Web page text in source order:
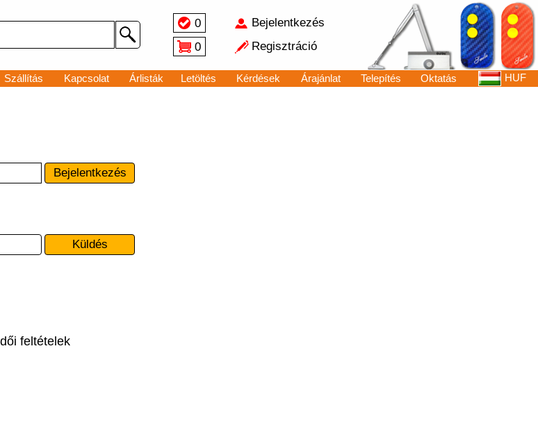
0
0
Bejelentkezés
Regisztráció
Szállítás Kapcsolat Árlisták Letöltés Kérdések Árajánlat Telepítés Oktatás HUF
feltételek